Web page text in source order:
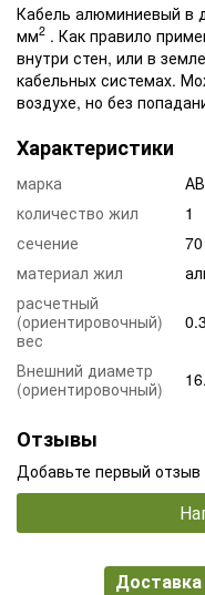
Кабель алюминиевый в
мм2 . Как правило
внутри стен, или в
кабельных системах.
воздухе, но без
Характеристики
марка
количество жил
1
сечение
материал жил
расчетный
(ориентировочный)
вес
Внешний диаметр
(ориентировочный)
Отзывы
Добавьте первый отзыв
Доставка